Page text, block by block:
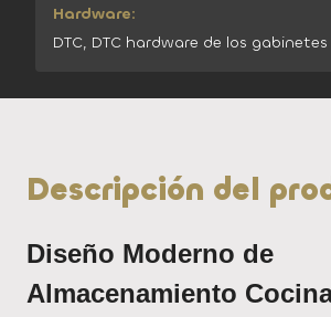
Hardware:
DTC, DTC hardware de los
Descripción del
Diseño Moderno de
Almacenamiento